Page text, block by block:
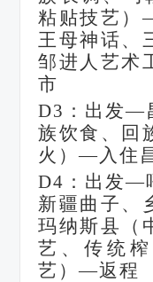
粘贴技艺）
王母神话、
邹进人艺术
市
D3：出发—
族饮食、回
火）—入住
D4：出发—
新疆曲子、
玛纳斯县（
艺、传统
艺）—返程